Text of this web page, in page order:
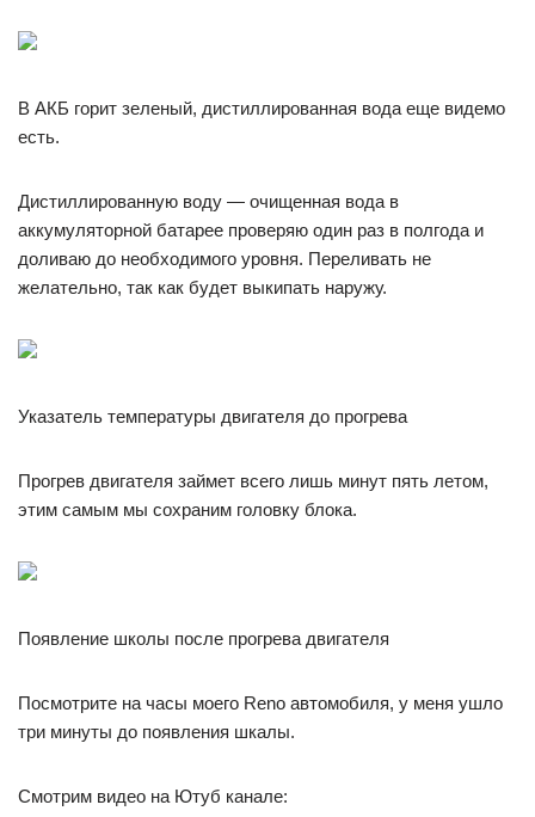
В АКБ горит зеленый, дистиллированная вода еще видемо
есть.
Дистиллированную воду — очищенная вода в
аккумуляторной батарее проверяю один раз в полгода и
доливаю до необходимого уровня. Переливать не
желательно, так как будет выкипать наружу.
Указатель температуры двигателя до прогрева
Прогрев двигателя займет всего лишь минут пять летом,
этим самым мы сохраним головку блока.
Появление школы после прогрева двигателя
Посмотрите на часы моего Reno автомобиля, у меня ушло
три минуты до появления шкалы.
Смотрим видео на Ютуб канале: